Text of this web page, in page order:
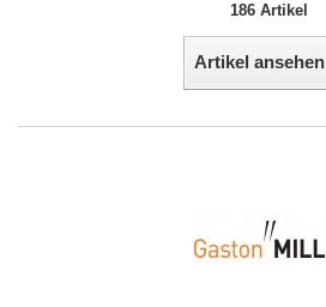
186 Artikel
Artikel ansehen